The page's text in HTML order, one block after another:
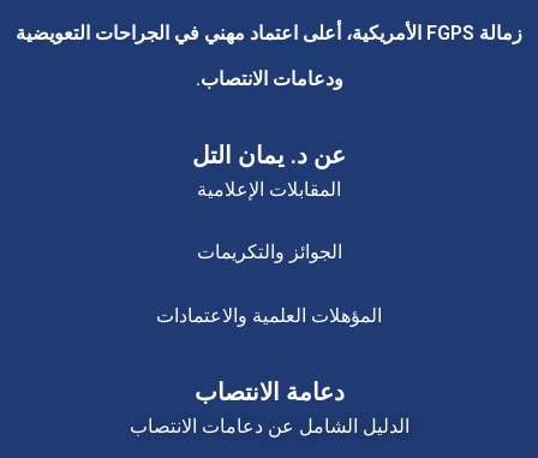
زمالة FGPS الأمريكية، أعلى اعتماد مهني في الجراحات التعويضية
ودعامات الانتصاب.
عن د. يمان التل
المقابلات الإعلامية
الجوائز والتكريمات
المؤهلات العلمية والاعتمادات
دعامة الانتصاب
الدليل الشامل عن دعامات الانتصاب